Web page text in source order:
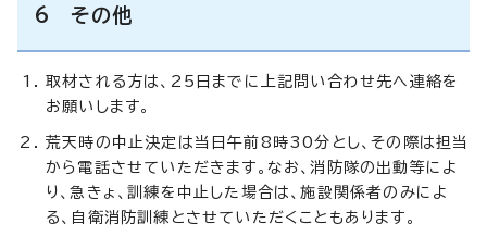
6 その他
取材される方は、25日までに上記問い合わせ先へ連絡を
お願いします。
荒天時の中止決定は当日午前8時30分とし、その際は担当
から電話させていただきます。なお、消防隊の出動等によ
り、急きょ、訓練を中止した場合は、施設関係者のみによ
る、自衛消防訓練とさせていただくこともあります。